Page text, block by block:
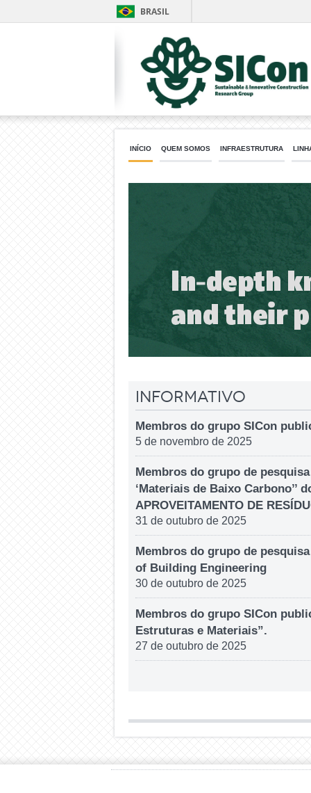
BRASIL
INÍCIO QUEM SOMOS INFRAESTRUTURA
Informativo
Membros do grupo SICon
5 de novembro de 2025
Membros do grupo de
‘Materiais de Baixo Carbono’’
APROVEITAMENTO DE
31 de outubro de 2025
Membros do grupo de
of Building Engineering
30 de outubro de 2025
Membros do grupo SICon
Estruturas e Materiais”.
27 de outubro de 2025